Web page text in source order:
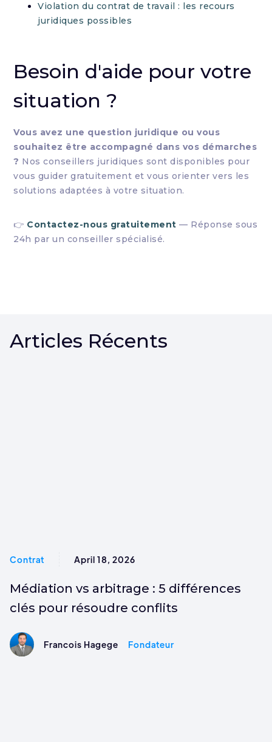
Violation du contrat de travail : les recours
juridiques possibles
Besoin d'aide pour votre
situation ?
Vous avez une question juridique ou vous
souhaitez être accompagné dans vos démarches
? Nos conseillers juridiques sont disponibles pour
vous guider gratuitement et vous orienter vers les
solutions adaptées à votre situation.
👉 Contactez-nous gratuitement — Réponse sous
24h par un conseiller spécialisé.
Articles Récents
Contrat April 18, 2026
Médiation vs arbitrage : 5 différences
clés pour résoudre conflits
Francois Hagege Fondateur